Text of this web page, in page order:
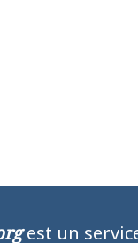
est un